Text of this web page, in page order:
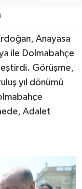
Anayasa
ile Dolmabahçe
Görüşme,
yıl dönümü
Adalet